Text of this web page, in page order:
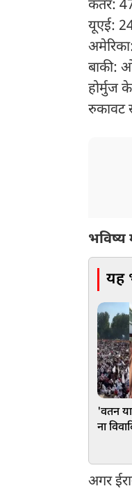
कतर:
यूएई:
बाकी:
होर्मुज
रुकावट
भविष्य
यह
'वतन
ना
फौज
अगर